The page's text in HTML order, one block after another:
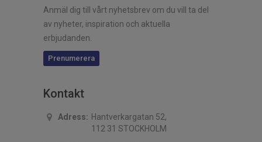
Anmäl dig till vårt nyhetsbrev om du vill ta del
av nyheter, inspiration och aktuella
erbjudanden.
Prenumerera
Kontakt
Adress: Hantverkargatan 52,
112 31 STOCKHOLM